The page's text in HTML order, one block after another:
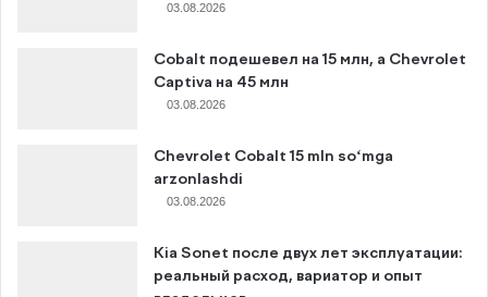
03.08.2026
Cobalt подешевел на 15 млн, а Chevrolet
Captiva на 45 млн
03.08.2026
Chevrolet Cobalt 15 mln so‘mga
arzonlashdi
03.08.2026
Kia Sonet после двух лет эксплуатации:
реальный расход, вариатор и опыт